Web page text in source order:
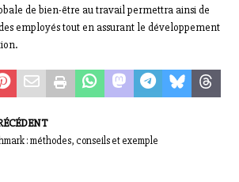
de bien-être au travail permettra ainsi de
employés tout en assurant le développement
: méthodes, conseils et exemple